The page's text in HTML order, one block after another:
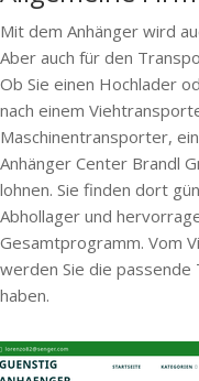
Mit dem Anhänger wird
Aber auch für den
Ob Sie einen Hochlader
nach einem
Maschinentransporter,
Anhänger Center Brandl
lohnen. Sie finden dort
Abhollager und
Gesamtprogramm. Vom
werden Sie die
haben.